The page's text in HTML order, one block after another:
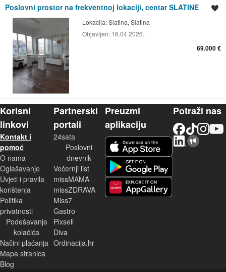
Poslovni prostor na frekventnoj lokaciji, centar SLATINE
Lokacija:Slatina, Slatina
Objavljen: 16.04.2026.
69.000 €
Korisni
linkovi
Kontakt i
pomoć
O nama
Oglašavanje
Uvjeti i pravila
korištenja
Politika
privatnosti
Podešavanje
kolačića
Načini plaćanja
Mapa stranica
Blog
Partnerski
portali
24sata
Poslovni
dnevnik
Večernji list
missMAMA
missZDRAVA
Miss7
Gastro
Pixsell
Diva
Ordinacija.hr
Preuzmi
aplikaciju
Potraži nas